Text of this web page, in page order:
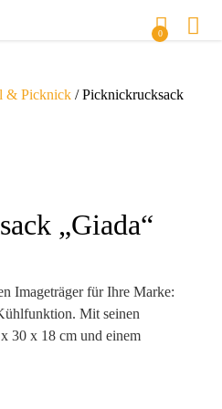
0
& Picknick / Picknickrucksack
„Giada“
Imageträger für Ihre Marke:
Mit seinen
30 x 18 cm und einem
der ideale Begleiter für